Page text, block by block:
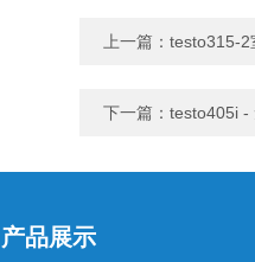
上一篇： testo315-2
下一篇： testo405i -
产品展示